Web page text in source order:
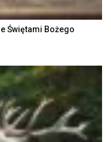
Świętami Bożego